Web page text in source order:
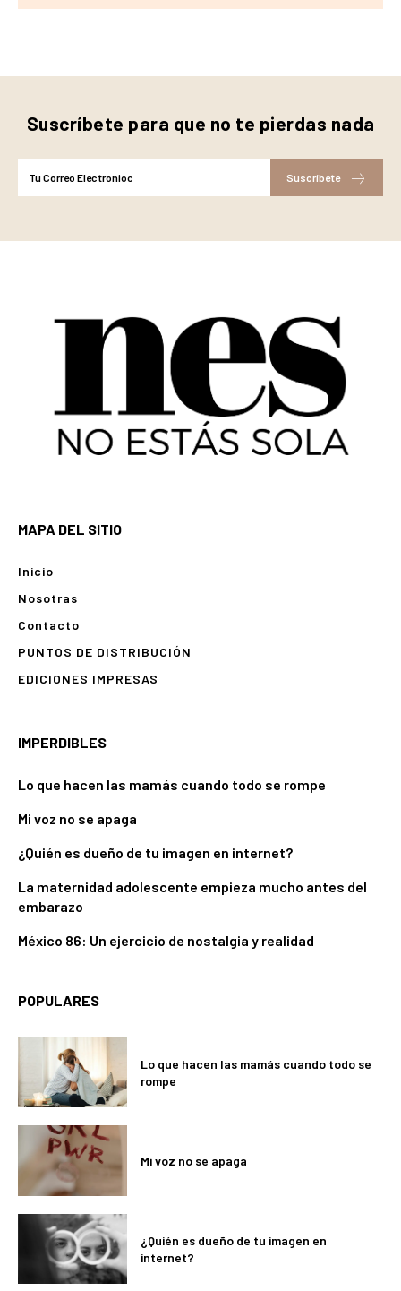
Suscríbete para que no te pierdas nada
Suscríbete
MAPA DEL SITIO
Inicio
Nosotras
Contacto
PUNTOS DE DISTRIBUCIÓN
EDICIONES IMPRESAS
IMPERDIBLES
Lo que hacen las mamás cuando todo se rompe
Mi voz no se apaga
¿Quién es dueño de tu imagen en internet?
La maternidad adolescente empieza mucho antes del
embarazo
México 86: Un ejercicio de nostalgia y realidad
POPULARES
Lo que hacen las mamás cuando todo se
rompe
Mi voz no se apaga
¿Quién es dueño de tu imagen en
internet?